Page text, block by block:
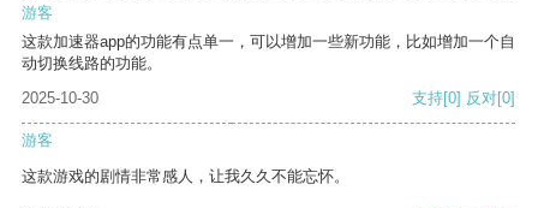
游客
这款加速器app的功能有点单一，可以增加一些新功能，比如增加一个自
动切换线路的功能。
2025-10-30
支持[0] 反对[0]
游客
这款游戏的剧情非常感人，让我久久不能忘怀。